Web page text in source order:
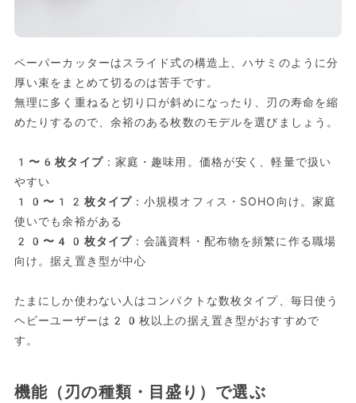
ペーパーカッターはスライド式の構造上、ハサミのように分
厚い束をまとめて切るのは苦手です。
無理に多く重ねると切り口が斜めになったり、刃の寿命を縮
めたりするので、余裕のある枚数のモデルを選びましょう。
1〜6枚タイプ：家庭・趣味用。価格が安く、軽量で扱い
やすい
10〜12枚タイプ ：小規模オフィス・SOHO向け。家庭
使いでも余裕がある
20〜40枚タイプ ：会議資料・配布物を頻繁に作る職場
向け。据え置き型が中心
たまにしか使わない人はコンパクトな数枚タイプ、毎日使う
ヘビーユーザーは20枚以上の据え置き型がおすすめで
す。
機能（刃の種類・目盛り）で選ぶ